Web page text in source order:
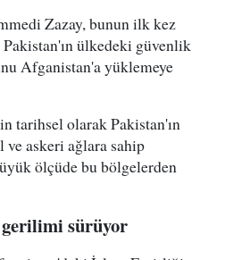
Zazay, bunun ilk kez
Pakistan'ın ülkedeki güvenlik
Afganistan'a yüklemeye
tarihsel olarak Pakistan'ın
askeri ağlara sahip
ölçüde bu bölgelerden
sürüyor